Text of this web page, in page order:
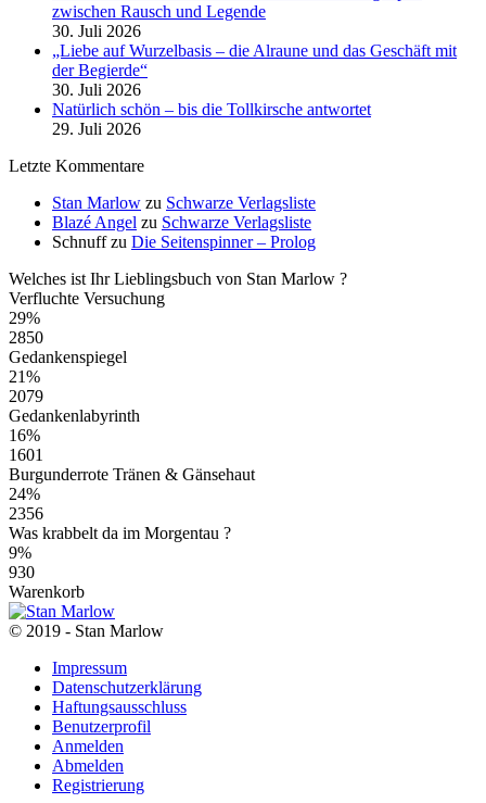
zwischen Rausch und Legende
30. Juli 2026
„Liebe auf Wurzelbasis – die Alraune und das Geschäft mit
der Begierde“
30. Juli 2026
Natürlich schön – bis die Tollkirsche antwortet
29. Juli 2026
Letzte Kommentare
Stan Marlow zu Schwarze Verlagsliste
Blazé Angel zu Schwarze Verlagsliste
Schnuffzu Die Seitenspinner – Prolog
Welches ist Ihr Lieblingsbuch von Stan Marlow ?
Verfluchte Versuchung
29%
2850
Gedankenspiegel
21%
2079
Gedankenlabyrinth
16%
1601
Burgunderrote Tränen & Gänsehaut
24%
2356
Was krabbelt da im Morgentau ?
9%
930
Warenkorb
© 2019 - Stan Marlow
Impressum
Datenschutzerklärung
Haftungsausschluss
Benutzerprofil
Anmelden
Abmelden
Registrierung